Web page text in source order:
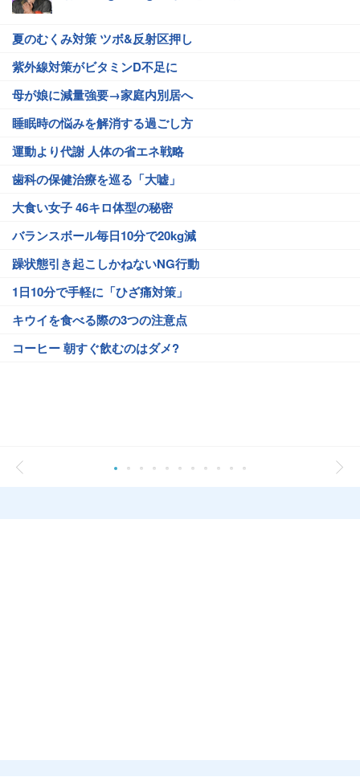
夏のむくみ対策 ツボ&反射区押し
紫外線対策がビタミンD不足に
母が娘に減量強要→家庭内別居へ
睡眠時の悩みを解消する過ごし方
運動より代謝 人体の省エネ戦略
歯科の保健治療を巡る「大嘘」
大食い女子 46キロ体型の秘密
バランスボール毎日10分で20kg減
躁状態引き起こしかねないNG行動
1日10分で手軽に「ひざ痛対策」
キウイを食べる際の3つの注意点
コーヒー 朝すぐ飲むのはダメ?